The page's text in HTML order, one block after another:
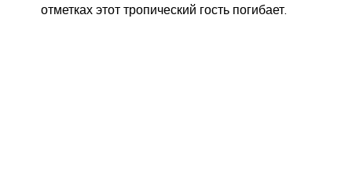
отметках этот тропический гость погибает.